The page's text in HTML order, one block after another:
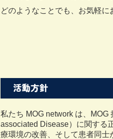
どのようなことでも、お気軽に
活動方針
私たち MOG network は、
associated Disease）に関する
療環境の改善、そして患者同士